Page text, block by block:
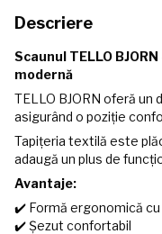
Descriere
Scaunul TELLO
modernă
TELLO BJORN oferă
asigurând o poziție
Tapițeria textilă este
adaugă un plus de
Avantaje:
✔️ Formă ergonomică cu
✔️ Șezut confortabil